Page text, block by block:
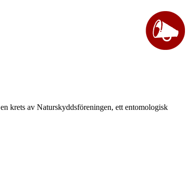
krets av Naturskyddsföreningen, ett entomologisk